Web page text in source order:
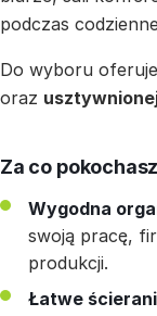
podczas
Do wyboru
oraz
Za co
Wygodna
swoją pracę,
produkcji.
Łatwe